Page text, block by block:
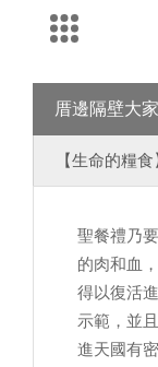
厝邊隔壁大
【生命的糧
聖餐禮乃
的肉和血
得以復活
示範，並
進天國有